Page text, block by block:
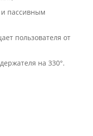
пассивным
пользователя от
на 330°.